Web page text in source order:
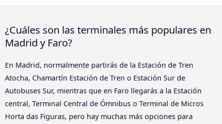
¿Cuáles son las terminales más populares en
Madrid y Faro?
En Madrid, normalmente partirás de la Estación de Tren
Atocha, Chamartín Estación de Tren o Estación Sur de
Autobuses Sur, mientras que en Faro llegarás a la Estación
central, Terminal Central de Ómnibus o Terminal de Micros
Horta das Figuras, pero hay muchas más opciones para